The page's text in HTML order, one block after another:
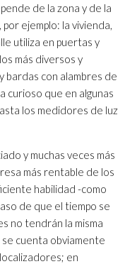
de la zona y de la
ejemplo: la vivienda,
utiliza en puertas y
más diversos y
bardas con alambres de
curioso que en algunas
los medidores de luz
y muchas veces más
más rentable de los
habilidad -como
de que el tiempo se
no tendrán la misma
cuenta obviamente
en